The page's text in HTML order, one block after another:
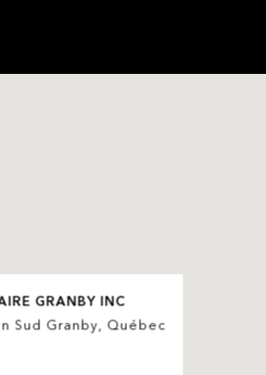
GRANBY INC
Sud Granby, Québec